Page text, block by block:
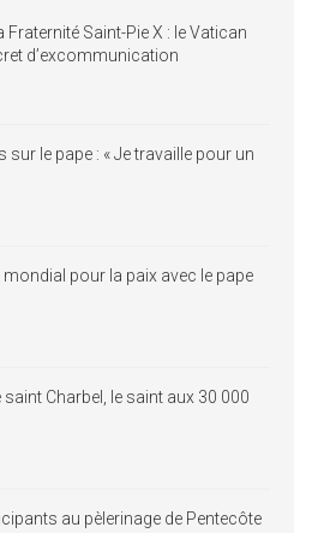
Fraternité Saint-Pie X : le Vatican
d’excommunication
sur le pape : « Je travaille pour un
mondial pour la paix avec le pape
Charbel, le saint aux 30 000
au pèlerinage de Pentecôte